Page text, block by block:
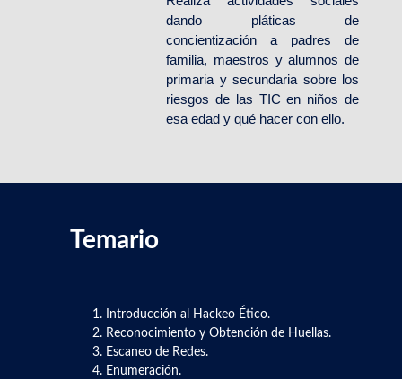
dando pláticas de
concientización a padres de
familia, maestros y alumnos de
primaria y secundaria sobre los
riesgos de las TIC en niños de
esa edad y qué hacer con ello.
Temario
Introducción al Hackeo Ético.
Reconocimiento y Obtención de Huellas.
Escaneo de Redes.
Enumeración.